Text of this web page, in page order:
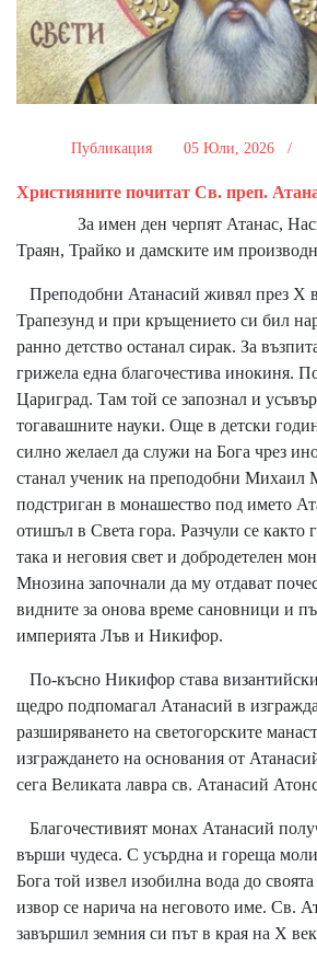
Публикация 05 Юли, 2026 /
Християните почитат Св. преп.
За имен ден черпят Атанас,
Траян, Трайко и дамските им
Преподобни Атанасий живял през Х
Трапезунд и при кръщението си бил
ранно детство останал сирак. За
грижела една благочестива инокиня.
Цариград. Там той се запознал и
тогавашните науки. Още в детски
силно желаел да служи на Бога чрез
станал ученик на преподобни Михаил
подстриган в монашество под името
отишъл в Света гора. Разчули се както
така и неговия свет и добродетелен
Мнозина започнали да му отдават
видните за онова време сановници и
империята Лъв и Никифор.
По-късно Никифор става
щедро подпомагал Атанасий в
разширяването на светогорските
изграждането на основания от
сега Великата лавра св. Атанасий
Благочестивият монах Атанасий
върши чудеса. С усърдна и гореща
Бога той извел изобилна вода до
извор се нарича на неговото име. Св.
завършил земния си път в края на Х